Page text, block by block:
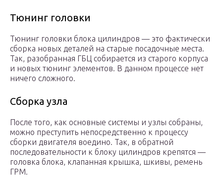
Тюнинг головки
Тюнинг головки блока цилиндров — это фактически
сборка новых деталей на старые посадочные места.
Так, разобранная ГБЦ собирается из старого корпуса
и новых тюнинг элементов. В данном процессе нет
ничего сложного.
Сборка узла
После того, как основные системы и узлы собраны,
можно преступить непосредственно к процессу
сборки двигателя воедино. Так, в обратной
последовательности к блоку цилиндров крепятся —
головка блока, клапанная крышка, шкивы, ремень
ГРМ.